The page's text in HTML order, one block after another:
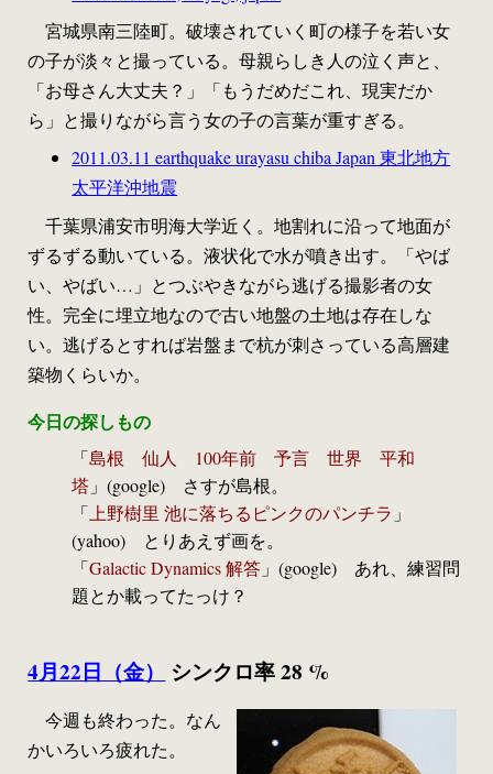
宮城県南三陸町。破壊されていく町の様子を若い女
の子が淡々と撮っている。母親らしき人の泣く声と、
「お母さん大丈夫？」「もうだめだこれ、現実だか
ら」と撮りながら言う女の子の言葉が重すぎる。
2011.03.11 earthquake urayasu chiba Japan 東北地方
太平洋沖地震
千葉県浦安市明海大学近く。地割れに沿って地面が
ずるずる動いている。液状化で水が噴き出す。「やば
い、やばい…」とつぶやきながら逃げる撮影者の女
性。完全に埋立地なので古い地盤の土地は存在しな
い。逃げるとすれば岩盤まで杭が刺さっている高層建
築物くらいか。
今日の探しもの
「島根 仙人 100年前 予言 世界 平和
塔 」(google) さすが島根。
「 上野樹里 池に落ちるピンクのパンチラ 」
(yahoo) とりあえず画を。
「Galactic Dynamics 解答 」(google) あれ、練習問
題とか載ってたっけ？
4月22日（金） シンクロ率 28 %
今週も終わった。なん
かいろいろ疲れた。